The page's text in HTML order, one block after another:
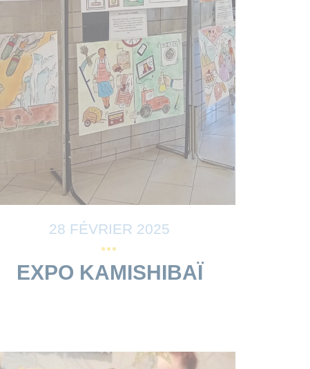
28 FÉVRIER 2025
EXPO KAMISHIBAÏ